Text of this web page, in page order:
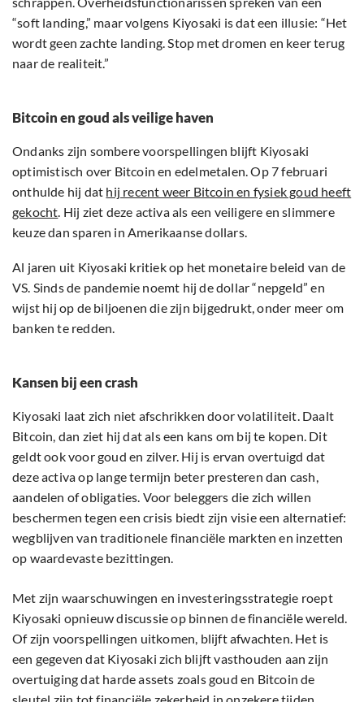
“soft landing,” maar volgens Kiyosaki is dat een illusie: “Het
wordt geen zachte landing. Stop met dromen en keer terug
naar de realiteit.”
Bitcoin en goud als veilige haven
Ondanks zijn sombere voorspellingen blijft Kiyosaki
optimistisch over Bitcoin en edelmetalen. Op 7 februari
onthulde hij dat hij recent weer Bitcoin en fysiek goud heeft
gekocht. Hij ziet deze activa als een veiligere en slimmere
keuze dan sparen in Amerikaanse dollars.
Al jaren uit Kiyosaki kritiek op het monetaire beleid van de
VS. Sinds de pandemie noemt hij de dollar “nepgeld” en
wijst hij op de biljoenen die zijn bijgedrukt, onder meer om
banken te redden.
Kansen bij een crash
Kiyosaki laat zich niet afschrikken door volatiliteit. Daalt
Bitcoin, dan ziet hij dat als een kans om bij te kopen. Dit
geldt ook voor goud en zilver. Hij is ervan overtuigd dat
deze activa op lange termijn beter presteren dan cash,
aandelen of obligaties. Voor beleggers die zich willen
beschermen tegen een crisis biedt zijn visie een alternatief:
wegblijven van traditionele financiële markten en inzetten
op waardevaste bezittingen.
Met zijn waarschuwingen en investeringsstrategie roept
Kiyosaki opnieuw discussie op binnen de financiële wereld.
Of zijn voorspellingen uitkomen, blijft afwachten. Het is
een gegeven dat Kiyosaki zich blijft vasthouden aan zijn
overtuiging dat harde assets zoals goud en Bitcoin de